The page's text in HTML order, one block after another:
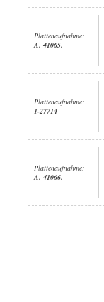
Plattenaufnahme:
A. 41065.
Plattenaufnahme:
1-27714
Plattenaufnahme:
A. 41066.